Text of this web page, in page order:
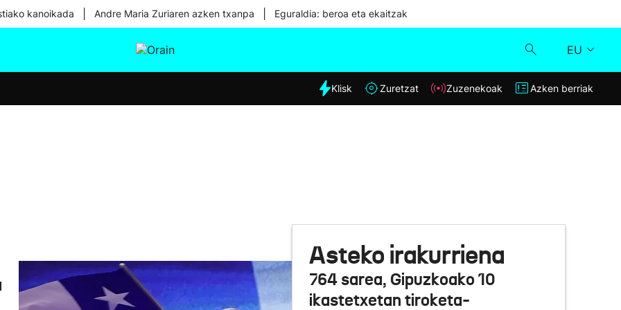
kanoikada Andre Maria Zuriaren azken txanpa Eguraldia: beroa eta ekaitzak
EU
Eguraldia
Klisk
Azken berriak
Klisk Zuretzat Zuzenekoak Azken berriak
Asteko irakurriena
764 sarea, Gipuzkoako 10
ikastetxetan tiroketa-